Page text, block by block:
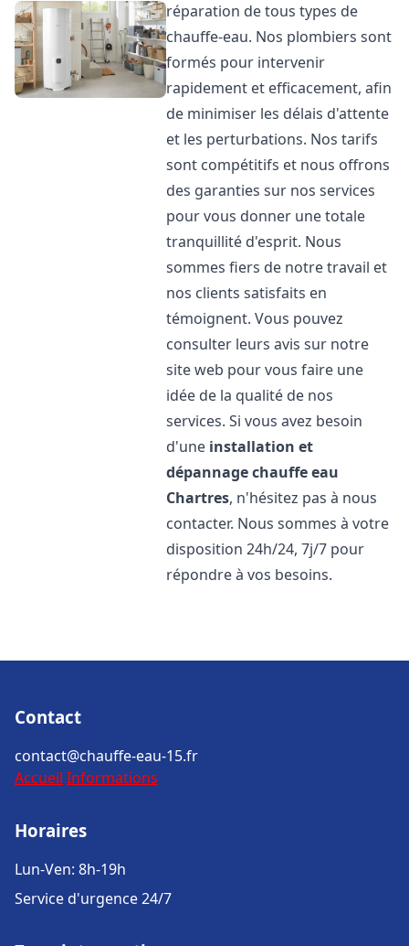
réparation de tous types de
chauffe-eau. Nos plombiers sont
formés pour intervenir
rapidement et efficacement, afin
de minimiser les délais d'attente
et les perturbations. Nos tarifs
sont compétitifs et nous offrons
des garanties sur nos services
pour vous donner une totale
tranquillité d'esprit. Nous
sommes fiers de notre travail et
nos clients satisfaits en
témoignent. Vous pouvez
consulter leurs avis sur notre
site web pour vous faire une
idée de la qualité de nos
services. Si vous avez besoin
d'une installation et
dépannage chauffe eau
Chartres, n'hésitez pas à nous
contacter. Nous sommes à votre
disposition 24h/24, 7j/7 pour
répondre à vos besoins.
Contact
contact@chauffe-eau-15.fr
Accueil Informations
Horaires
Lun-Ven: 8h-19h
Service d'urgence 24/7